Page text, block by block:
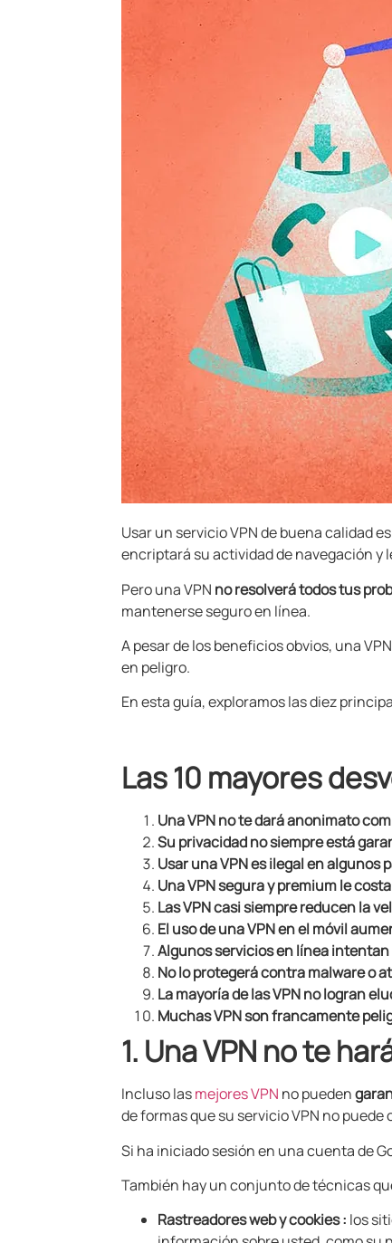
Usar un servicio VPN de buena calidad
encriptará su actividad de navegación y
Pero una VPN no resolverá todos tus
mantenerse seguro en línea.
A pesar de los beneficios obvios, una
en peligro.
En esta guía, exploramos las diez
Las 10 mayores
Una VPN no te dará anonimato
Su privacidad no siempre está
Usar una VPN es ilegal en algunos
Una VPN segura y premium le
Las VPN casi siempre reducen la
El uso de una VPN en el móvil
Algunos servicios en línea
No lo protegerá contra malware o
La mayoría de las VPN no logran
Muchas VPN son francamente
1. Una VPN no te
Incluso lasmejores VPN no pueden
de formas que su servicio VPN no puede
Si ha iniciado sesión en una cuenta de
También hay un conjunto de técnicas
Rastreadores web y cookies: los